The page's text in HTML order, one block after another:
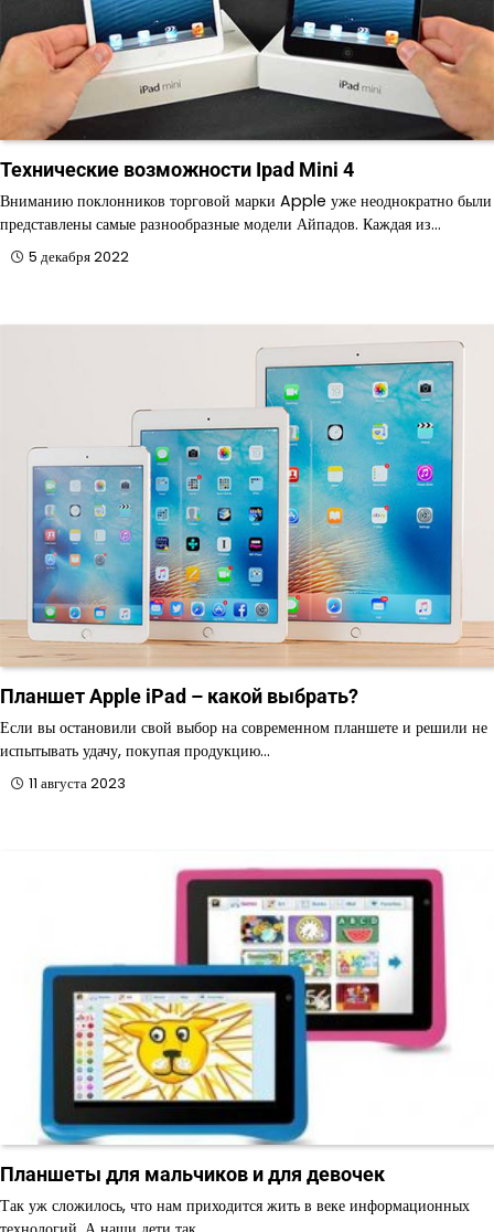
Технические возможности Ipad Mini 4
Вниманию поклонников торговой марки Apple уже неоднократно были
представлены самые разнообразные модели Айпадов. Каждая из…
5 декабря 2022
Планшет Apple iPad – какой выбрать?
Если вы остановили свой выбор на современном планшете и решили не
испытывать удачу, покупая продукцию…
11 августа 2023
Планшеты для мальчиков и для девочек
Так уж сложилось, что нам приходится жить в веке информационных